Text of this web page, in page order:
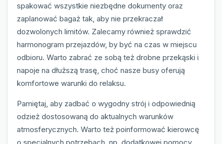
spakować wszystkie niezbędne dokumenty oraz
zaplanować bagaż tak, aby nie przekraczał
dozwolonych limitów. Zalecamy również sprawdzić
harmonogram przejazdów, by być na czas w miejscu
odbioru. Warto zabrać ze sobą też drobne przekąski i
napoje na dłuższą trasę, choć nasze busy oferują
komfortowe warunki do relaksu.
Pamiętaj, aby zadbać o wygodny strój i odpowiednią
odzież dostosowaną do aktualnych warunków
atmosferycznych. Warto też poinformować kierowcę